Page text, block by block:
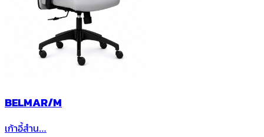
BELMAR/M
เก้าอี้สำน…